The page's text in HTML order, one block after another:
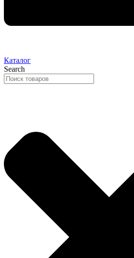
Каталог
Search